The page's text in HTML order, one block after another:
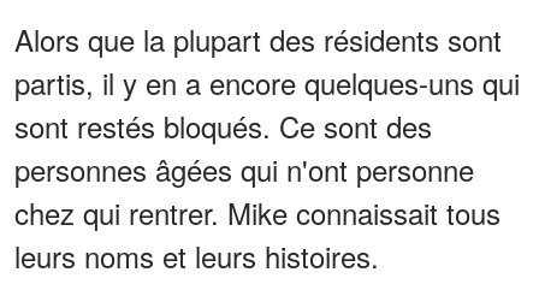
Alors que la plupart des résidents sont
partis, il y en a encore quelques-uns qui
sont restés bloqués. Ce sont des
personnes âgées qui n'ont personne
chez qui rentrer. Mike connaissait tous
leurs noms et leurs histoires.